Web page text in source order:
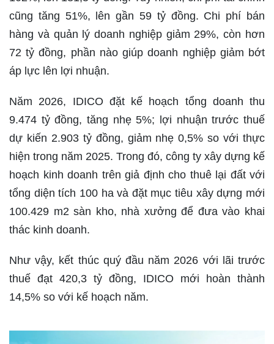
cũng tăng 51%, lên gần 59 tỷ đồng. Chi phí bán
hàng và quản lý doanh nghiệp giảm 29%, còn hơn
72 tỷ đồng, phần nào giúp doanh nghiệp giảm bớt
áp lực lên lợi nhuận.
Năm 2026, IDICO đặt kế hoạch tổng doanh thu
9.474 tỷ đồng, tăng nhẹ 5%; lợi nhuận trước thuế
dự kiến 2.903 tỷ đồng, giảm nhẹ 0,5% so với thực
hiện trong năm 2025. Trong đó, công ty xây dựng kế
hoạch kinh doanh trên giả định cho thuê lại đất với
tổng diện tích 100 ha và đặt mục tiêu xây dựng mới
100.429 m2 sàn kho, nhà xưởng để đưa vào khai
thác kinh doanh.
Như vậy, kết thúc quý đầu năm 2026 với lãi trước
thuế đạt 420,3 tỷ đồng, IDICO mới hoàn thành
14,5% so với kế hoạch năm.